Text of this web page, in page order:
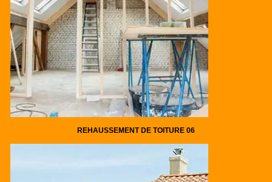
REHAUSSEMENT DE TOITURE 06